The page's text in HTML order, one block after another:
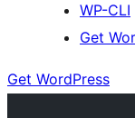
WP-CLI
Get
Get WordPress